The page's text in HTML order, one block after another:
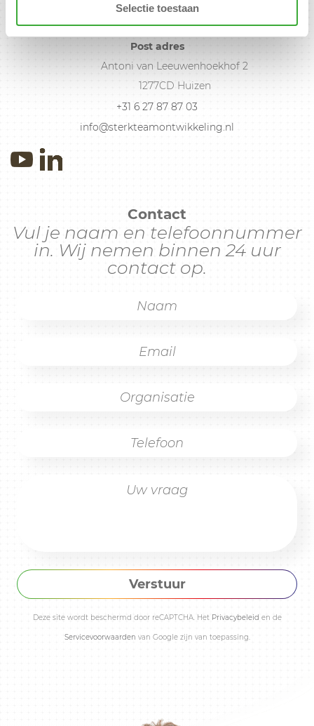
Selectie toestaan
Botterstraat 47 Gebouw Lumen-Kantoor 56
1271 XL Huizen
Post adres
Antoni van Leeuwenhoekhof 2
1277CD Huizen
+31 6 27 87 87 03
info@sterkteamontwikkeling.nl
Contact
Vul je naam en telefoonnummer
in. Wij nemen binnen 24 uur
contact op.
Verstuur
Deze site wordt beschermd door reCAPTCHA. Het Privacybeleid en de
Servicevoorwaarden van Google zijn van toepassing.